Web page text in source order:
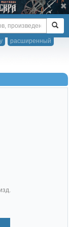
расширенный